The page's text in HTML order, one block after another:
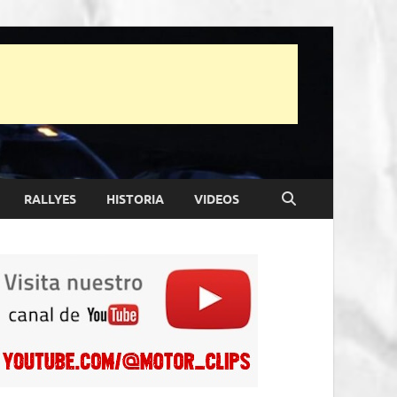
RALLYES HISTORIA VIDEOS